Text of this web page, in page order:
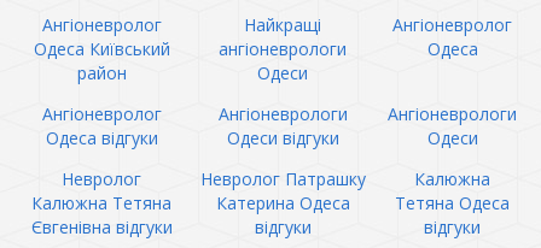
Ангіоневролог
Одеса Київський
район
Найкращі
ангіоневрологи
Одеси
Ангіоневролог
Одеса
Ангіоневролог
Одеса відгуки
Ангіоневрологи
Одеси відгуки
Ангіоневрологи
Одеси
Невролог
Калюжна Тетяна
Євгенівна відгуки
Невролог Патрашку
Катерина Одеса
відгуки
Калюжна
Тетяна Одеса
відгуки